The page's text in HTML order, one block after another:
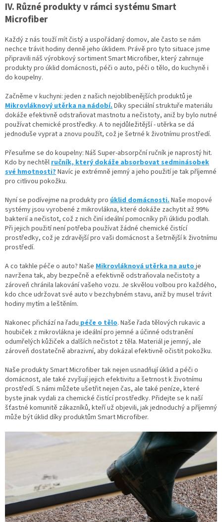
IV. Různé produkty v rámci systému Smart
Microfiber
Každý z nás touží mít čistý a uspořádaný domov, ale často se nám
nechce trávit hodiny denně jeho úklidem. Právě pro tyto situace jsme
připravili náš výrobkový sortiment Smart Microfiber, který zahrnuje
produkty pro úklid domácnosti, péči o auto, péči o tělo, do kuchyně i
do koupelny.
Začněme v kuchyni: jeden z našich nejoblíbenějších produktů je
Mikrovláknový utěrka na nádobí.Díky speciální struktuře materiálu
dokáže efektivně odstraňovat mastnotu a nečistoty, aniž by bylo nutné
používat chemické prostředky. A to nejdůležitější - utěrka se dá
jednoduše vyprat a znovu použít, což je šetrné k životnímu prostředí.
Přesuňme se do koupelny: Náš Super-absorpční ručník je naprostý hit.
Kdo by nechtělručník, který dokáže absorbovat sedminásobek
své hmotnosti?Navíc je extrémně jemný a jeho použití je tak příjemné
pro citlivou pokožku.
Nyní se podívejme na produkty pro úklid domácnosti.Naše mopové
systémy jsou vyrobené z mikrovlákna, které dokáže zachytit až 99%
bakterií a nečistot, což z nich činí ideální pomocníky při úklidu podlah.
Při jejich použití není potřeba používat žádné chemické čistící
prostředky, což je zdravější pro vaši domácnost a šetrnější k životnímu
prostředí.
A co takhle péče o auto? Naše Mikrovláknová utěrka na autoje
navržena tak, aby bezpečně a efektivně odstraňovala nečistoty a
zároveň chránila lakování vašeho vozu. Je skvělou volbou pro každého,
kdo chce udržovat své auto v bezchybném stavu, aniž by musel trávit
hodiny mytím a leštěním.
Nakonec přichází na řadupéče o tělo. Naše řada tělových rukavic a
houbiček z mikrovlákna je ideální pro jemné a účinné odstranění
odumřelých kůžiček a dalších nečistot z těla. Materiál je jemný, ale
zároveň dostatečně abrazivní, aby dokázal efektivně očistit pokožku.
Naše produkty Smart Microfiber tak nejen usnadňují úklid a péči o
domácnost, ale také zvyšují jejich efektivitu a šetrnost k životnímu
prostředí. S námi můžete ušetřit nejen čas, ale také peníze, které
byste jinak vydali za chemické čistící prostředky. Přidejte se k naší
šťastné komunitě zákazníků, kteří už objevili, jak jednoduchý a příjemný
může být úklid díky produktům Smart Microfiber.